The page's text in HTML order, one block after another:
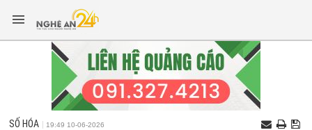
SỐ HÓA 19:49 10-06-2026